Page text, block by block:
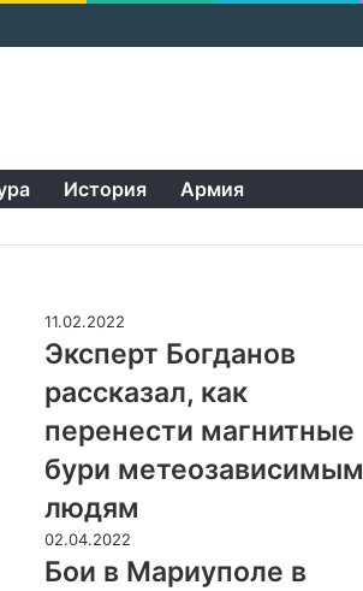
История Армия
Э
к
п
е
т
Б
о
г
д
11.02.2022
Эксперт Богданов
рассказал, как
перенести магнитные
бури метеозависимым
людям
Б
о
02.04.2022
Бои в Мариуполе в